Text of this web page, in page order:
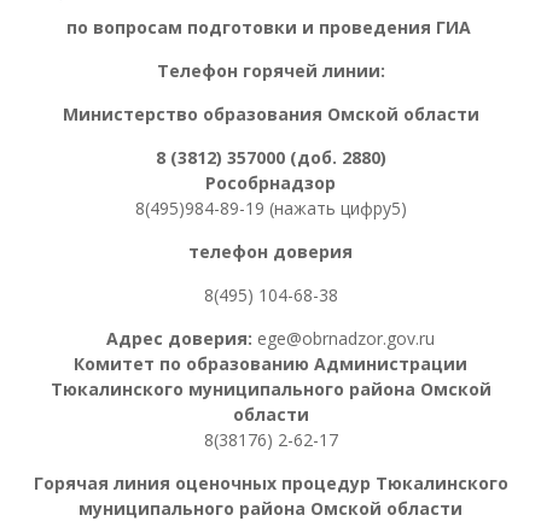
по вопросам подготовки и проведения ГИА
Телефон горячей линии:
Министерство образования Омской области
8 (3812) 357000 (доб. 2880)
Рособрнадзор
8(495)984-89-19 (нажать цифру5)
телефон доверия
8(495) 104-68-38
Адрес доверия: ege@obrnadzor.gov.ru
Комитет по образованию Администрации
Тюкалинского муниципального района Омской
области
8(38176) 2-62-17
Горячая линия оценочных процедур Тюкалинского
муниципального района Омской области